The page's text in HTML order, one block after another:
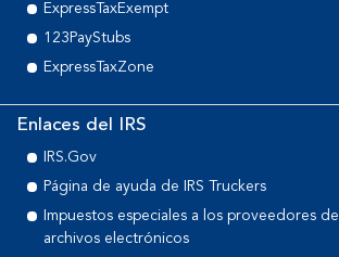
ExpressTaxExempt
123PayStubs
ExpressTaxZone
Enlaces del IRS
IRS.Gov
Página de ayuda de IRS Truckers
Impuestos especiales a los proveedores de
archivos electrónicos